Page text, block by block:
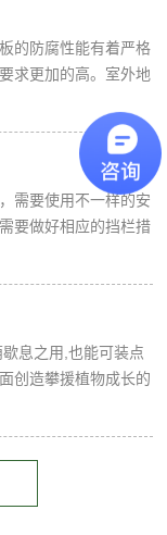
的防腐性能有着严格
求更加的高。室外地
需要使用不一样的安
要做好相应的挡栏措
息之用,也能可装点
创造攀援植物成长的